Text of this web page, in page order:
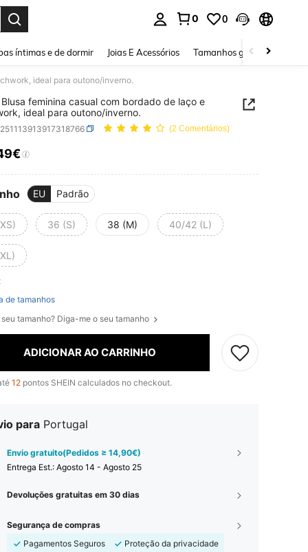
0 0
íntimas e de dormir Joias E Acessórios Tamanhos grandes
ideal para outono/inverno.
Blusa feminina casual com bordado de laço e
ideal para outono/inverno.
(2 Comentários)
AND AVAILABILITY
EU Padrão
36 (S) 38 (M) 40/42 (L)
de tamanhos
seu tamanho? Diga-me o seu tamanho
ADICIONAR AO CARRINHO
12 pontos SHEIN calculados no checkout.
para Portugal
Envio gratuito(Pedidos ≥ 14,90€)
Entrega Est.: Agosto 14 - Agosto 25
Devoluções gratuitas em 30 dias
Segurança de compras
Pagamentos Seguros
Proteção da privacidade